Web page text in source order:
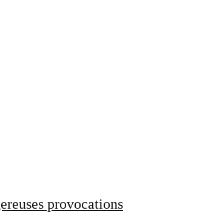
provocations